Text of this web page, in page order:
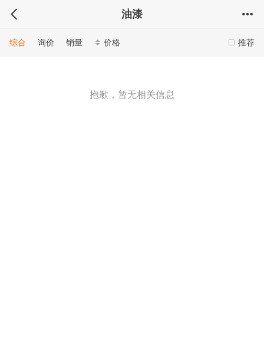
油漆
推荐
综合 询价 销量 价格
抱歉，暂无相关信息